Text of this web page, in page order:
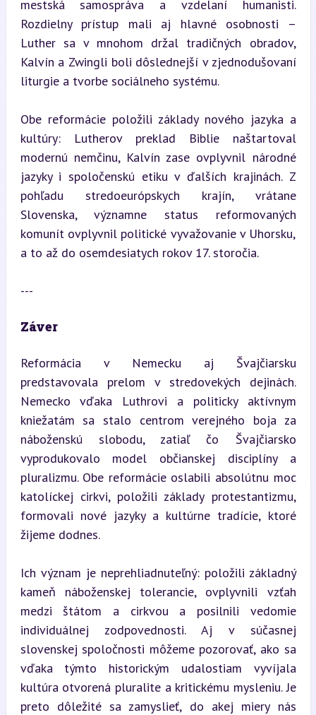
mestská samospráva a vzdelaní humanisti.
Rozdielny prístup mali aj hlavné osobnosti –
Luther sa v mnohom držal tradičných obradov,
Kalvín a Zwingli boli dôslednejší v zjednodušovaní
liturgie a tvorbe sociálneho systému.
Obe reformácie položili základy nového jazyka a
kultúry: Lutherov preklad Biblie naštartoval
modernú nemčinu, Kalvín zase ovplyvnil národné
jazyky i spoločenskú etiku v ďalších krajinách. Z
pohľadu stredoeurópskych krajín, vrátane
Slovenska, významne status reformovaných
komunít ovplyvnil politické vyvažovanie v Uhorsku,
a to až do osemdesiatych rokov 17. storočia.
---
Záver
Reformácia v Nemecku aj Švajčiarsku
predstavovala prelom v stredovekých dejinách.
Nemecko vďaka Luthrovi a politicky aktívnym
kniežatám sa stalo centrom verejného boja za
náboženskú slobodu, zatiaľ čo Švajčiarsko
vyprodukovalo model občianskej disciplíny a
pluralizmu. Obe reformácie oslabili absolútnu moc
katolíckej cirkvi, položili základy protestantizmu,
formovali nové jazyky a kultúrne tradície, ktoré
žijeme dodnes.
Ich význam je neprehliadnuteľný: položili základný
kameň náboženskej tolerancie, ovplyvnili vzťah
medzi štátom a cirkvou a posilnili vedomie
individuálnej zodpovednosti. Aj v súčasnej
slovenskej spoločnosti môžeme pozorovať, ako sa
vďaka týmto historickým udalostiam vyvíjala
kultúra otvorená pluralite a kritickému mysleniu. Je
preto dôležité sa zamyslieť, do akej miery nás